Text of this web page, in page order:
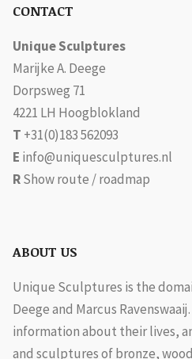
CONTACT
Unique Sculptures
Marijke A. Deege
Dorpsweg 71
4221 LH Hoogblokland
T +31(0)183 562093
E info@uniquesculptures.nl
RShow route / roadmap
ABOUT US
Unique Sculptures is the
Deege and Marcus
information about their lives,
and sculptures of bronze,